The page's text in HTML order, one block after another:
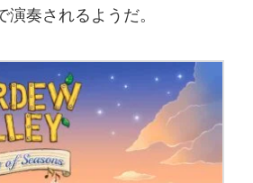
奏されるようだ。